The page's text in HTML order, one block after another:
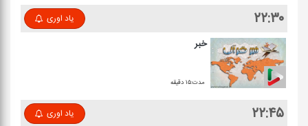
۲۲:۳۰ یاد اوری
خبر
مدت:۱۵ دقیقه
۲۲:۴۵ یاد اوری